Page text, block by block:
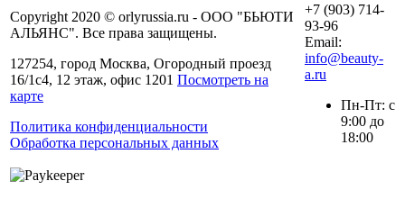
Copyright 2020 © orlyrussia.ru - ООО "БЬЮТИ
АЛЬЯНС". Все права защищены.
127254, город Москва, Огородный проезд
16/1с4, 12 этаж, офис 1201 Посмотреть на
карте
Политика конфиденциальности
Обработка персональных данных
+7 (903) 714-
93-96
Email:
info@beauty-
a.ru
Пн-Пт: с
9:00 до
18:00